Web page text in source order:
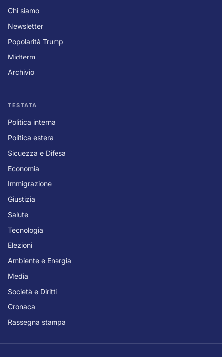
Chi siamo
Newsletter
Popolarità Trump
Midterm
Archivio
TESTATA
Politica interna
Politica estera
Sicuezza e Difesa
Economia
Immigrazione
Giustizia
Salute
Tecnologia
Elezioni
Ambiente e Energia
Media
Società e Diritti
Cronaca
Rassegna stampa